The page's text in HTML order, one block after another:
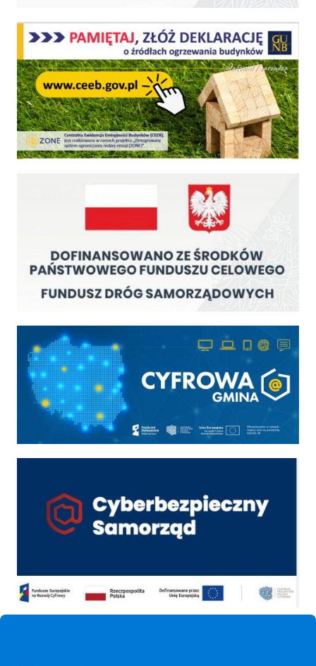
Centralna Ewidencja Emisyjności Budynków - z dniem 1 lipca 2021 r. obowiązkowe
Cyfrowa gmina